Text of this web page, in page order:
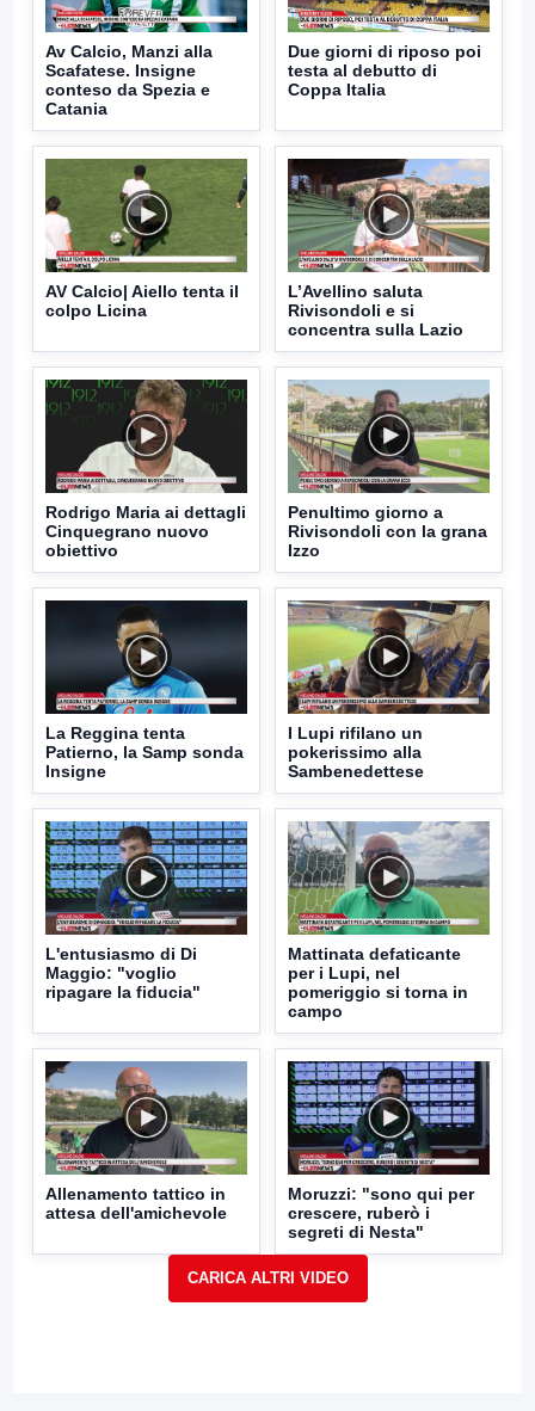
Av Calcio, Manzi alla
Scafatese. Insigne
conteso da Spezia e
Catania
Due giorni di riposo poi
testa al debutto di
Coppa Italia
AV Calcio| Aiello tenta il
colpo Licina
L’Avellino saluta
Rivisondoli e si
concentra sulla Lazio
Rodrigo Maria ai dettagli
Cinquegrano nuovo
obiettivo
Penultimo giorno a
Rivisondoli con la grana
Izzo
La Reggina tenta
Patierno, la Samp sonda
Insigne
I Lupi rifilano un
pokerissimo alla
Sambenedettese
L'entusiasmo di Di
Maggio: "voglio
ripagare la fiducia"
Mattinata defaticante
per i Lupi, nel
pomeriggio si torna in
campo
Allenamento tattico in
attesa dell'amichevole
Moruzzi: "sono qui per
crescere, ruberò i
segreti di Nesta"